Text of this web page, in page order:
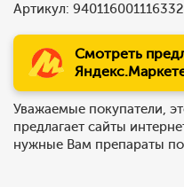
Артикул:
Смотреть
Уважаемые покупатели,
предлагает сайты
нужные Вам препараты